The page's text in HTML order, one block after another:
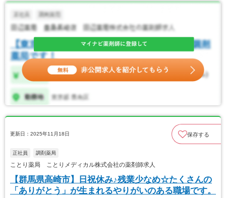
更新日：2025年11月18日 保存する
正社員 調剤薬局
ことり薬局 ことりメディカル株式会社の薬剤師求人
【群馬県高崎市】日祝休み♪残業少なめ☆たくさんの
「ありがとう」が生まれるやりがいのある職場です。